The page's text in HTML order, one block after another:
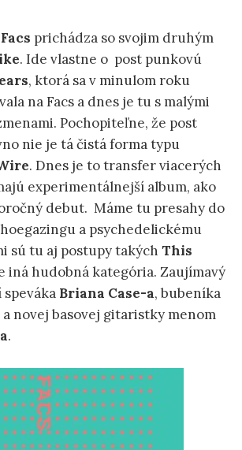
Facs prichádza so svojim druhým
. Ide vlastne o post punkovú
, ktorá sa v minulom roku
na Facs a dnes je tu s malými
Pochopiteľne, že post
nie je tá čistá forma typu
. Dnes je to transfer viacerých
experimentálnejší album, ako
debut. Máme tu presahy do
a psychedelickému
sú tu aj postupy takých This
iná hudobná kategória. Zaujímavý
Briana Case-a, bubeníka
a novej basovej gitaristky menom
.